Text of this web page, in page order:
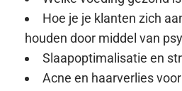
Hoe je je klanten zich
houden door middel van
Slaapoptimalisatie en
Acne en haarverlies